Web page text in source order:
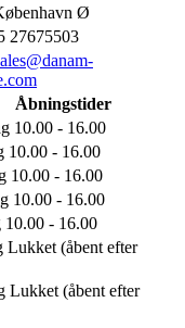
Ø
27675503
Åbningstider
10.00 - 16.00
10.00 - 16.00
10.00 - 16.00
10.00 - 16.00
10.00 - 16.00
Lukket (åbent efter
Lukket (åbent efter